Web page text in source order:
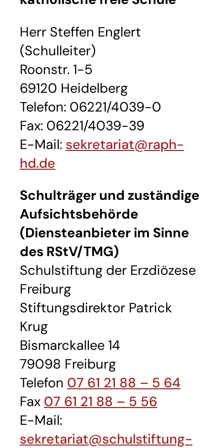
Herr Steffen Englert
(Schulleiter)
Roonstr. 1-5
69120 Heidelberg
Telefon: 06221/4039-0
Fax: 06221/4039-39
E-Mail: sekretariat@raph-
hd.de
Schulträger und zuständige
Aufsichtsbehörde
(Diensteanbieter im Sinne
des RStV/TMG)
Schulstiftung der Erzdiözese
Freiburg
Stiftungsdirektor Patrick
Krug
Bismarckallee 14
79098 Freiburg
Telefon 07 61 21 88 – 5 64
Fax 07 61 21 88 – 5 56
E-Mail:
sekretariat@schulstiftung-